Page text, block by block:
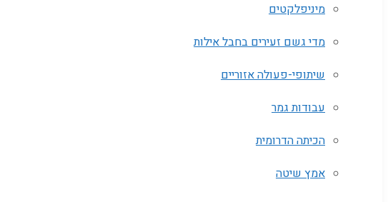
מיניפלקטים
מדי גשם זעירים בחבל אילות
שיתופי-פעולה אזוריים
עבודות גמר
הכיתה הדרומית
אמץ שיטה